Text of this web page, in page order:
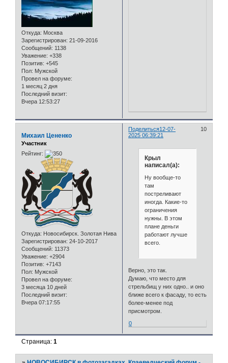
Откуда: Москва
Зарегистрирован: 21-09-2016
Сообщений: 1138
Уважение: +338
Позитив: +545
Пол: Мужской
Провел на форуме:
1 месяц 2 дня
Последний визит:
Вчера 12:53:27
Поделиться 10
12-07-
2025 06:39:21
Михаил Цененко
Участник
Рейтинг:
Откуда: Новосибирск. Золотая Нива
Зарегистрирован: 24-10-2017
Сообщений: 11373
Уважение: +2904
Позитив: +7143
Пол: Мужской
Провел на форуме:
3 месяца 10 дней
Последний визит:
Вчера 07:17:55
Крыл
написал(а):
Ну вообще-то
там
постреливают
иногда. Какие-то
ограничения
нужны. В этом
плане деньги
работают лучше
всего.
Верно, это так.
Думаю, что место для
стрельбищ у них одно.. и оно
ближе всего к фасаду, то есть
более-менее под
присмотром.
0
Страница:1